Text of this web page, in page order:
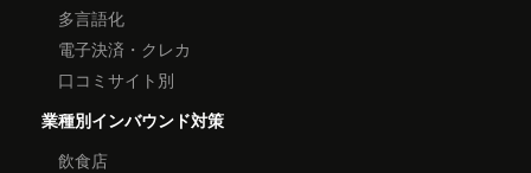
多言語化
電子決済・クレカ
口コミサイト別
業種別インバウンド対策
飲食店